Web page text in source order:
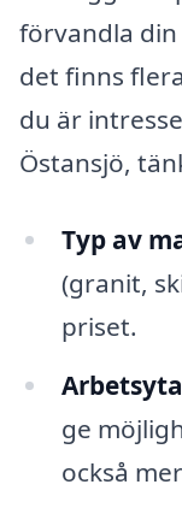
förvandla
det finns
du är
Östansjö,
Typ av
(granit,
priset.
ge
också